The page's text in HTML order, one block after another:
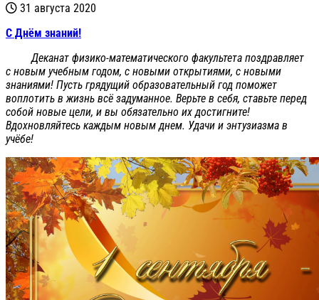
31 августа 2020
С Днём знаний!
Деканат физико-математического факультета поздравляет
с новым учебным годом, с новыми открытиями, с новыми
знаниями! Пусть грядущий образовательный год поможет
воплотить в жизнь всё задуманное. Верьте в себя, ставьте перед
собой новые цели, и вы обязательно их достигните!
Вдохновляйтесь каждым новым днем. Удачи и энтузиазма в
учёбе!